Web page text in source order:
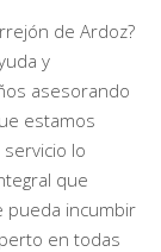
de Ardoz?
y
asesorando
estamos
lo
que
pueda incumbir
en todas